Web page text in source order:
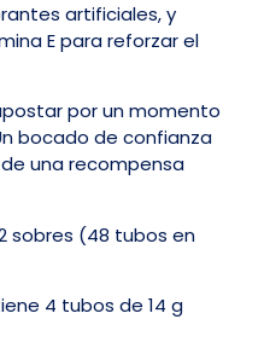
artificiales, y
E para reforzar el
por un momento
bocado de confianza
una recompensa
sobres (48 tubos en
4 tubos de 14 g